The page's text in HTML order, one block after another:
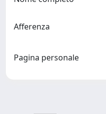
Afferenza
Pagina personale